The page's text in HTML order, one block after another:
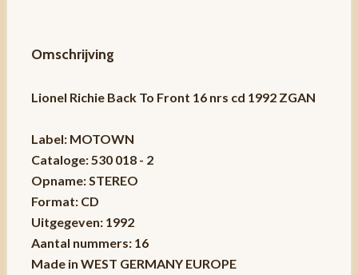
Omschrijving
Lionel Richie Back To Front 16 nrs cd 1992 ZGAN
Label: MOTOWN
Cataloge: 530 018 - 2
Opname: STEREO
Format: CD
Uitgegeven: 1992
Aantal nummers: 16
Made in WEST GERMANY EUROPE